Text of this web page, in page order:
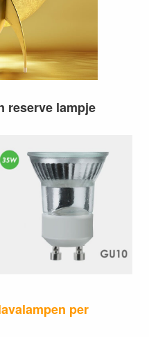
reserve lampje
per